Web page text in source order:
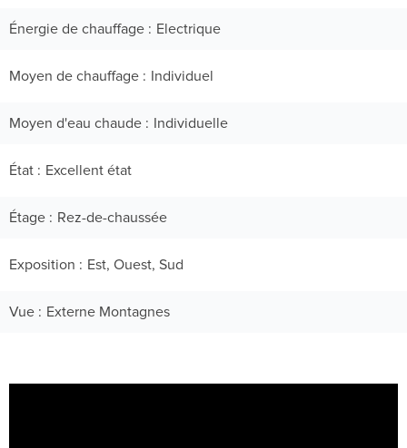
Énergie de chauffage Electrique
Moyen de chauffage Individuel
Moyen d'eau chaude Individuelle
État Excellent état
Étage Rez-de-chaussée
Exposition Est, Ouest, Sud
Vue Externe Montagnes